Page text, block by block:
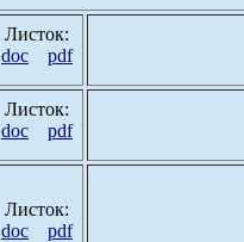
Листок:
doc
pdf
Листок:
doc
pdf
Листок:
doc
pdf